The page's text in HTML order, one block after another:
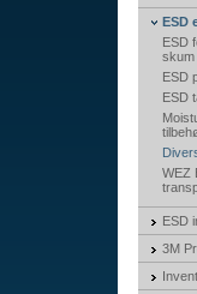
ESD
ESD
skum
ESD
ESD
WEZ
ESD
3M